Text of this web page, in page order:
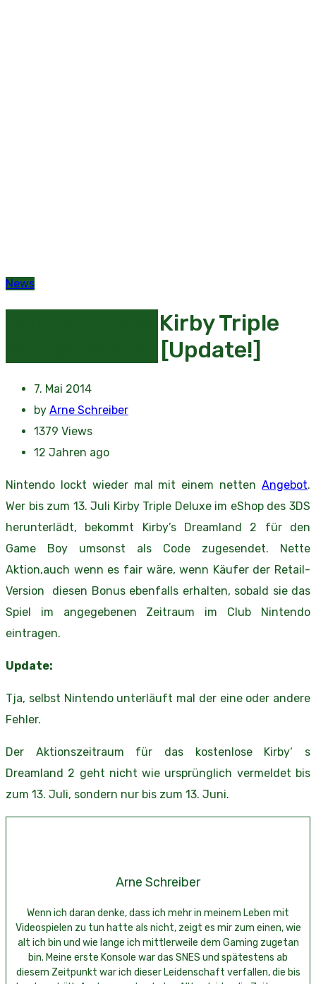
News
Bonus für alle Kirby Triple
Deluxe Käufer [Update!]
7. Mai 2014
by Arne Schreiber
1379 Views
12 Jahren ago
Nintendo lockt wieder mal mit einem netten Angebot.
Wer bis zum 13. Juli Kirby Triple Deluxe im eShop des 3DS
herunterlädt, bekommt Kirby’s Dreamland 2 für den
Game Boy umsonst als Code zugesendet. Nette
Aktion,auch wenn es fair wäre, wenn Käufer der Retail-
Version diesen Bonus ebenfalls erhalten, sobald sie das
Spiel im angegebenen Zeitraum im Club Nintendo
eintragen.
Update:
Tja, selbst Nintendo unterläuft mal der eine oder andere
Fehler.
Der Aktionszeitraum für das kostenlose Kirby‘ s
Dreamland 2 geht nicht wie ursprünglich vermeldet bis
zum 13. Juli, sondern nur bis zum 13. Juni.
Arne Schreiber
Wenn ich daran denke, dass ich mehr in meinem Leben mit
Videospielen zu tun hatte als nicht, zeigt es mir zum einen, wie
alt ich bin und wie lange ich mittlerweile dem Gaming zugetan
bin. Meine erste Konsole war das SNES und spätestens ab
diesem Zeitpunkt war ich dieser Leidenschaft verfallen, die bis